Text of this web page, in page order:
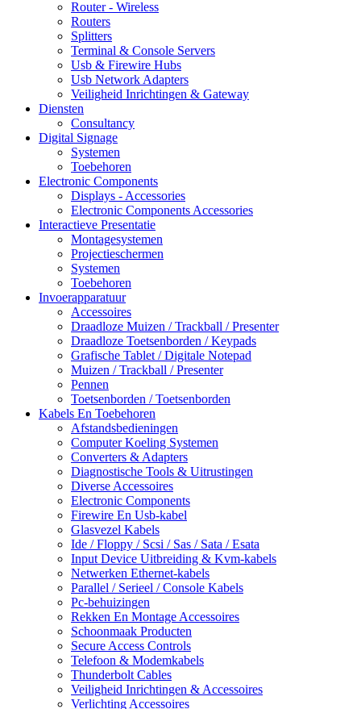
Router - Wireless
Routers
Splitters
Terminal & Console Servers
Usb & Firewire Hubs
Usb Network Adapters
Veiligheid Inrichtingen & Gateway
Diensten
Consultancy
Digital Signage
Systemen
Toebehoren
Electronic Components
Displays - Accessories
Electronic Components Accessories
Interactieve Presentatie
Montagesystemen
Projectieschermen
Systemen
Toebehoren
Invoerapparatuur
Accessoires
Draadloze Muizen / Trackball / Presenter
Draadloze Toetsenborden / Keypads
Grafische Tablet / Digitale Notepad
Muizen / Trackball / Presenter
Pennen
Toetsenborden / Toetsenborden
Kabels En Toebehoren
Afstandsbedieningen
Computer Koeling Systemen
Converters & Adapters
Diagnostische Tools & Uitrustingen
Diverse Accessoires
Electronic Components
Firewire En Usb-kabel
Glasvezel Kabels
Ide / Floppy / Scsi / Sas / Sata / Esata
Input Device Uitbreiding & Kvm-kabels
Netwerken Ethernet-kabels
Parallel / Serieel / Console Kabels
Pc-behuizingen
Rekken En Montage Accessoires
Schoonmaak Producten
Secure Access Controls
Telefoon & Modemkabels
Thunderbolt Cables
Veiligheid Inrichtingen & Accessoires
Verlichting Accessoires